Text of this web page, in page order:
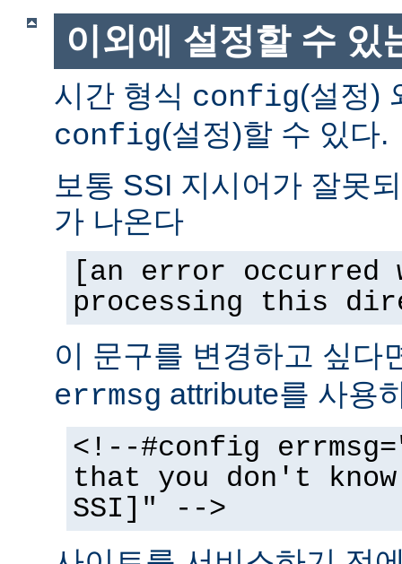
이외에 설정할 수 있
시간 형식 config(설정)
config(설정)할 수 있다.
보통 SSI 지시어가 잘못
가 나온다
[an error occurred
processing this
이 문구를 변경하고 싶다
errmsg attribute를 사용
<!--#config
that you don't
SSI]" -->